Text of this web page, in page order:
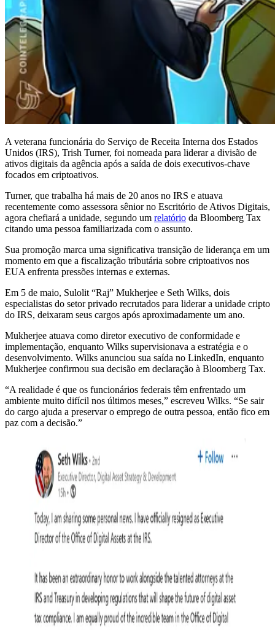
A veterana funcionária do Serviço de Receita Interna dos Estados
Unidos (IRS), Trish Turner, foi nomeada para liderar a divisão de
ativos digitais da agência após a saída de dois executivos-chave
focados em criptoativos.
Turner, que trabalha há mais de 20 anos no IRS e atuava
recentemente como assessora sênior no Escritório de Ativos Digitais,
agora chefiará a unidade, segundo um relatório da Bloomberg Tax
citando uma pessoa familiarizada com o assunto.
Sua promoção marca uma significativa transição de liderança em um
momento em que a fiscalização tributária sobre criptoativos nos
EUA enfrenta pressões internas e externas.
Em 5 de maio, Sulolit “Raj” Mukherjee e Seth Wilks, dois
especialistas do setor privado recrutados para liderar a unidade cripto
do IRS, deixaram seus cargos após aproximadamente um ano.
Mukherjee atuava como diretor executivo de conformidade e
implementação, enquanto Wilks supervisionava a estratégia e o
desenvolvimento. Wilks anunciou sua saída no LinkedIn, enquanto
Mukherjee confirmou sua decisão em declaração à Bloomberg Tax.
“A realidade é que os funcionários federais têm enfrentado um
ambiente muito difícil nos últimos meses,” escreveu Wilks. “Se sair
do cargo ajuda a preservar o emprego de outra pessoa, então fico em
paz com a decisão.”